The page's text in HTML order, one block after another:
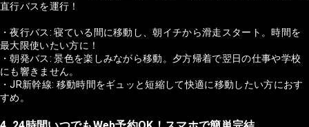
直行バスを運行！
・夜行バス: 寝ている間に移動し、朝イチから滑走スタート。時間を
最大限使いたい方に！
・朝発バス: 景色を楽しみながら移動。夕方帰着で翌日の仕事や学校
にも響きません。
・JR新幹線: 移動時間をギュッと短縮して快適に移動したい方におす
すめ。